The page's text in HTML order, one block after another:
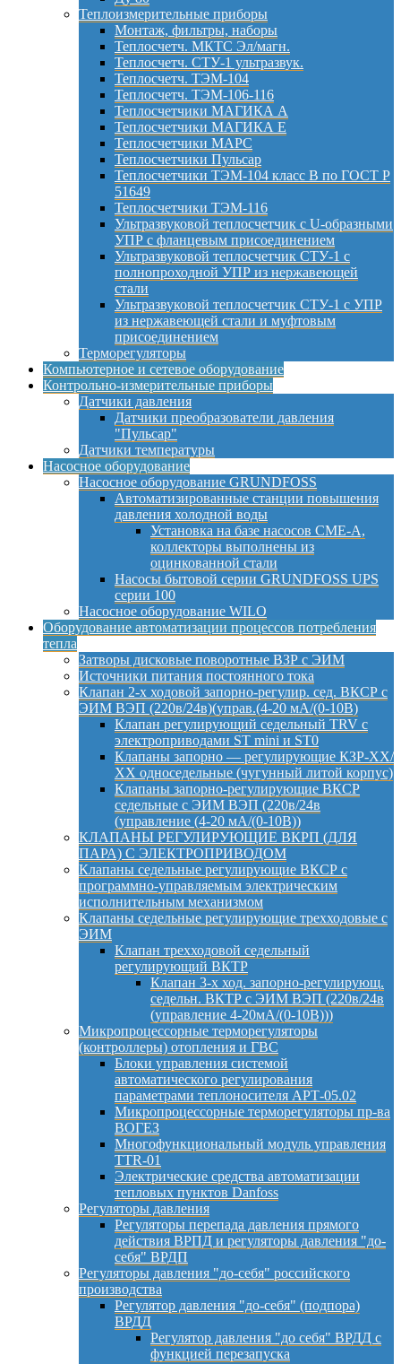
Теплоизмерительные приборы
Монтаж, фильтры, наборы
Теплосчетч. МКТС Эл/магн.
Теплосчетч. СТУ-1 ультразвук.
Теплосчетч. ТЭМ-104
Теплосчетч. ТЭМ-106-116
Теплосчетчики МАГИКА А
Теплосчетчики МАГИКА Е
Теплосчетчики МАРС
Теплосчетчики Пульсар
Теплосчетчики ТЭМ-104 класс B по ГОСТ Р
51649
Теплосчетчики ТЭМ-116
Ультразвуковой теплосчетчик с U-образными
УПР с фланцевым присоединением
Ультразвуковой теплосчетчик СТУ-1 с
полнопроходной УПР из нержавеющей
стали
Ультразвуковой теплосчетчик СТУ-1 с УПР
из нержавеющей стали и муфтовым
присоединением
Терморегуляторы
Компьютерное и сетевое оборудование
Контрольно-измерительные приборы
Датчики давления
Датчики преобразователи давления
"Пульсар"
Датчики температуры
Насосное оборудование
Насосное оборудование GRUNDFOSS
Автоматизированные станции повышения
давления холодной воды
Установка на базе насосов CME-A,
коллекторы выполнены из
оцинкованной стали
Насосы бытовой серии GRUNDFOSS UPS
серии 100
Насосное оборудование WILO
Оборудование автоматизации процессов потребления
тепла
Затворы дисковые поворотные ВЗР с ЭИМ
Источники питания постоянного тока
Клапан 2-х ходовой запорно-регулир. сед. ВКСР с
ЭИМ ВЭП (220в/24в)(управ.(4-20 мА/(0-10В)
Клапан регулирующий седельный TRV с
электроприводами ST mini и ST0
Клапаны запорно — регулирующие КЗР-ХХ/
ХХ односедельные (чугунный литой корпус)
Клапаны запорно-регулирующие ВКСР
седельные с ЭИМ ВЭП (220в/24в
(управление (4-20 мА/(0-10В))
КЛАПАНЫ РЕГУЛИРУЮЩИЕ ВКРП (ДЛЯ
ПАРА) С ЭЛЕКТРОПРИВОДОМ
Клапаны седельные регулирующие ВКСР с
программно-управляемым электрическим
исполнительным механизмом
Клапаны седельные регулирующие трехходовые с
ЭИМ
Клапан трехходовой седельный
регулирующий ВКТР
Клапан 3-х ход. запорно-регулирующ.
седельн. ВКТР с ЭИМ ВЭП (220в/24в
(управление 4-20мА/(0-10В)))
Микропроцессорные терморегуляторы
(контроллеры) отопления и ГВС
Блоки управления системой
автоматического регулирования
параметрами теплоносителя АРТ-05.02
Микропроцессорные терморегуляторы пр-ва
ВОГЕЗ
Многофункциональный модуль управления
TTR-01
Электрические средства автоматизации
тепловых пунктов Danfoss
Регуляторы давления
Регуляторы перепада давления прямого
действия ВРПД и регуляторы давления "до-
себя" ВРДП
Регуляторы давления "до-себя" российского
производства
Регулятор давления "до-себя" (подпора)
ВРДД
Регулятор давления "до себя" ВРДД с
функцией перезапуска